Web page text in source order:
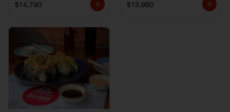
$14.790 $13.990